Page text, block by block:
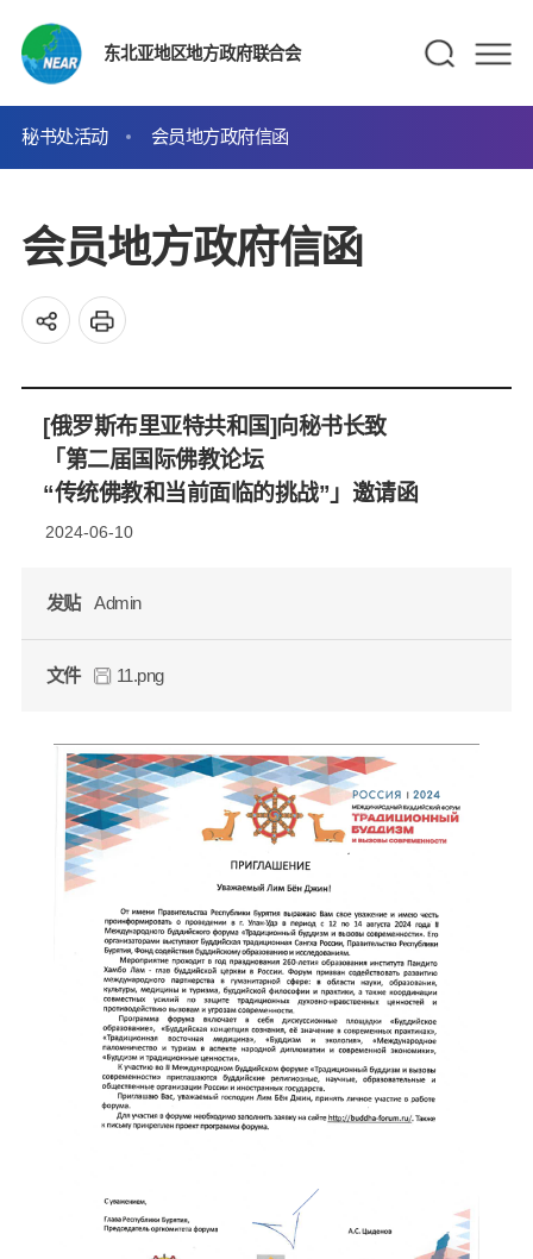
东北亚地区地方政府联合会
秘书处活动 会员地方政府信函
会员地方政府信函
[俄罗斯布里亚特共和国]向秘书长致
「第二届国际佛教论坛
“传统佛教和当前面临的挑战”」邀请函
2024-06-10
发贴 Admin
文件 11.png